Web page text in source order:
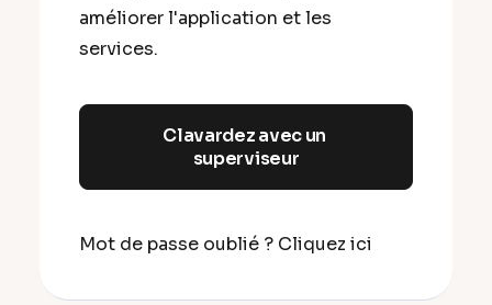
améliorer l'application et les
services.
Clavardez avec un
superviseur
Mot de passe oublié ? Cliquez ici